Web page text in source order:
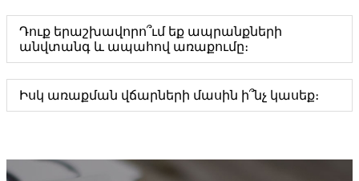
Դուք երաշխավորո՞ւմ եք ապրանքների
անվտանգ և ապահով առաքումը։
Իսկ առաքման վճարների մասին ի՞նչ կասեք։